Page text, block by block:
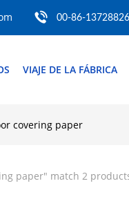
00-86-
VIAJE DE LA FÁBRICA
covering paper
paper" match 2